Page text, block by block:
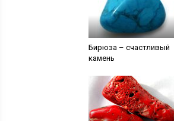
Бирюза – счастливый
камень